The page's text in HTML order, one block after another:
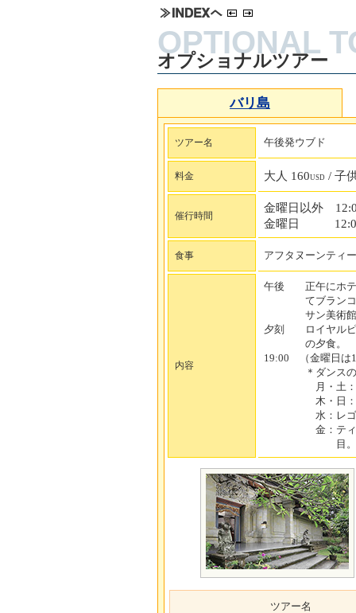
オプショナルツアー
バリ島
ツアー名 午後発ウブド
料金 大人 160USD / 子
催行時間
金曜日以外
金曜日
食事 アフタヌーンティ
内容
午後 正午にホテ
てブランコ体験
サン美術館周
夕刻 ロイヤルピ
の夕食。
19:00 （金曜日は
＊ダンスの内
月・土：ケ
木・日：バ
水：レゴン
金：ティルタ
目。お
ツアー名